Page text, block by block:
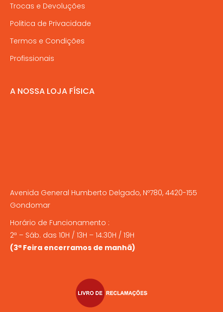
Trocas e Devoluções
Politica de Privacidade
Termos e Condições
Profissionais
A NOSSA LOJA FÍSICA
Avenida General Humberto Delgado, Nº780, 4420-155
Gondomar
Horário de Funcionamento :
2ª – Sáb. das 10H / 13H – 14:30H / 19H
(3ª Feira encerramos de manhã)